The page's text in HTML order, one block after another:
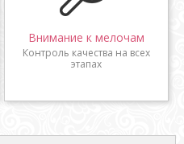
Внимание к мелочам
Контроль качества на всех
этапах